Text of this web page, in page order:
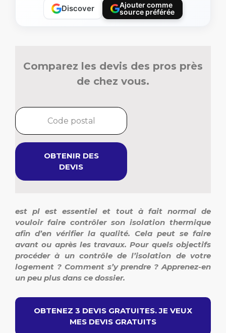
Discover
Ajouter comme
source préférée
Comparez les devis des pros près
de chez vous.
OBTENIR DES
DEVIS
est pl est essentiel et tout à fait normal de
vouloir faire contrôler son isolation thermique
afin d’en vérifier la qualité. Cela peut se faire
avant ou après les travaux. Pour quels objectifs
procéder à un contrôle de l’isolation de votre
logement ? Comment s’y prendre ? Apprenez-en
un peu plus dans ce dossier.
OBTENEZ 3 DEVIS GRATUITES. JE VEUX
MES DEVIS GRATUITS